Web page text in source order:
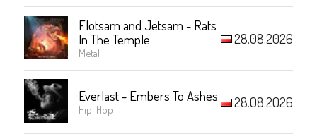
Flotsam and Jetsam - Rats
In The Temple
Metal
28.08.2026
Everlast - Embers To Ashes
Hip-Hop 28.08.2026